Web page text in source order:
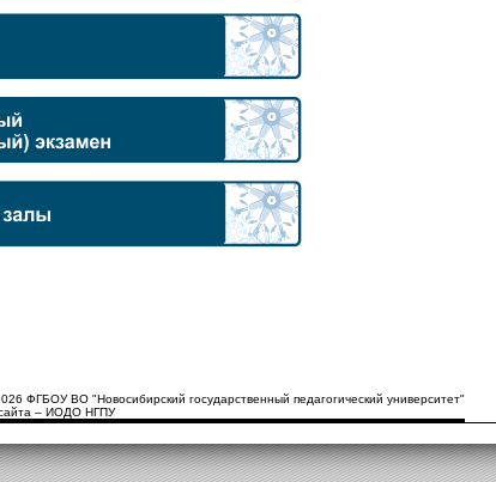
ФГБОУ ВО "Новосибирский государственный педагогический университет"
– ИОДО НГПУ